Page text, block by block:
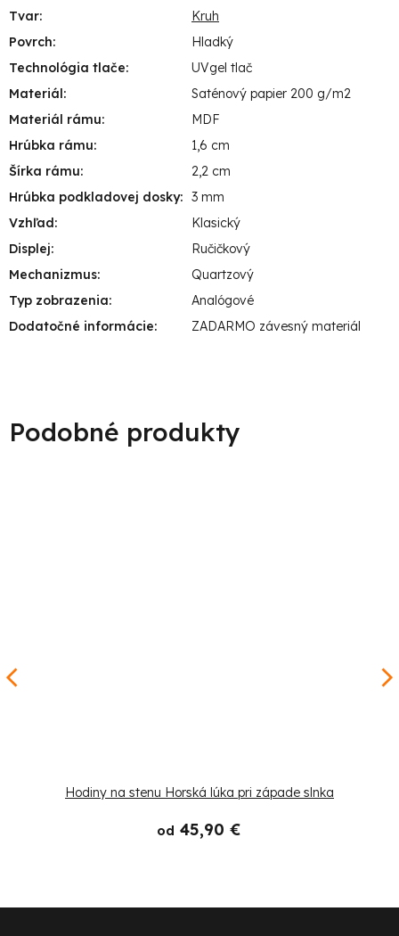
Tvar:
Kruh
Povrch:
Hladký
Technológia tlače:
UVgel tlač
Materiál:
Saténový papier 200 g/m2
Materiál rámu:
MDF
Hrúbka rámu:
1,6 cm
Šírka rámu:
2,2 cm
Hrúbka podkladovej dosky: 3 mm
Vzhľad:
Klasický
Displej:
Ručičkový
Mechanizmus:
Quartzový
Typ zobrazenia:
Analógové
Dodatočné informácie: ZADARMO závesný materiál
Hodiny na stenu Horská lúka pri západe slnka
od 45,90 €